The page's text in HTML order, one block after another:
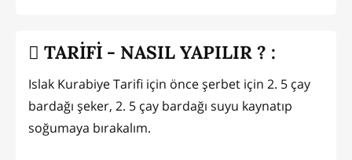
TARİFİ - NASIL YAPILIR ? :
Islak Kurabiye Tarifi için önce şerbet için 2. 5 çay
bardağı şeker, 2. 5 çay bardağı suyu kaynatıp
soğumaya bırakalım.